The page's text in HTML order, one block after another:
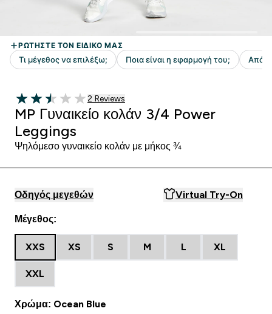
2.5 out of 5 stars
2 customer reviews
2 Reviews
MP Γυναικείο κολάν 3/4 Power
Leggings
Ψηλόμεσο γυναικείο κολάν με μήκος ¾
Οδηγός μεγεθών Virtual Try-On
Μέγεθος:
XXS XS S M L XL
XXL
Χρώμα: Ocean Blue